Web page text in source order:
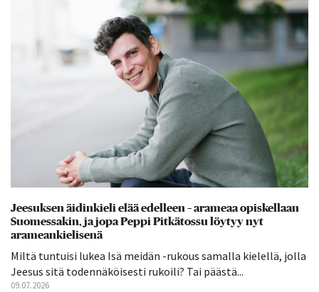
Jeesuksen äidinkieli elää edelleen – arameaa opiskellaan
Suomessakin, ja jopa Peppi Pitkätossu löytyy nyt
arameankielisenä
Miltä tuntuisi lukea Isä meidän -rukous samalla kielellä, jolla
Jeesus sitä todennäköisesti rukoili? Tai päästä...
09.07.2026